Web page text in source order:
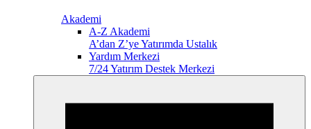
Akademi
A-Z Akademi
A’dan Z’ye Yatırımda Ustalık
Yardım Merkezi
7/24 Yatırım Destek Merkezi